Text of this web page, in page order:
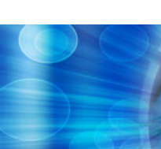
to
contentvinivida.lk